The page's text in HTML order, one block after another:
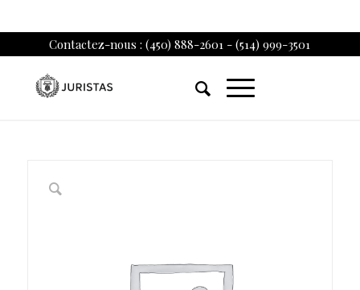
Contactez-nous : (450) 888-2601 - (514) 999-3501